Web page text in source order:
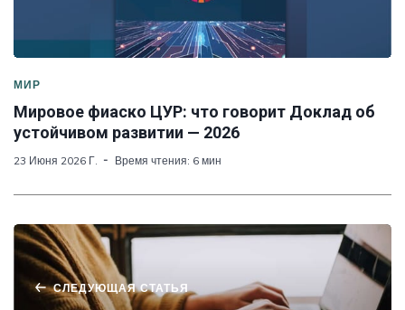
МИР
Мировое фиаско ЦУР: что говорит Доклад об
устойчивом развитии — 2026
23 Июня 2026 Г. Время чтения: 6 мин
СЛЕДУЮЩАЯ СТАТЬЯ